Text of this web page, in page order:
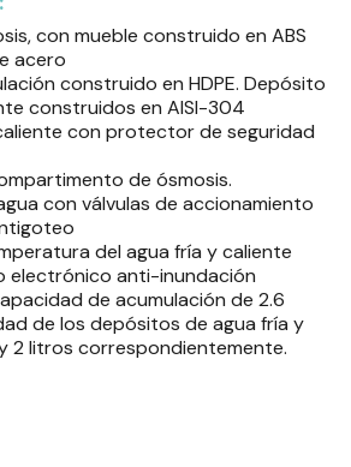
con mueble construido en ABS
acero
construido en HDPE. Depósito
construidos en AISI-304
con protector de seguridad
de ósmosis.
con válvulas de accionamiento
del agua fría y caliente
electrónico anti-inundación
de acumulación de 2.6
de los depósitos de agua fría y
2 litros correspondientemente.